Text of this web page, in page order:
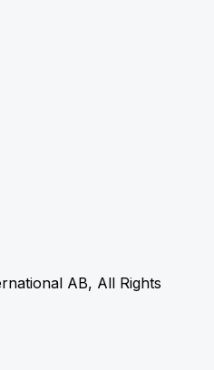
AB, All Rights